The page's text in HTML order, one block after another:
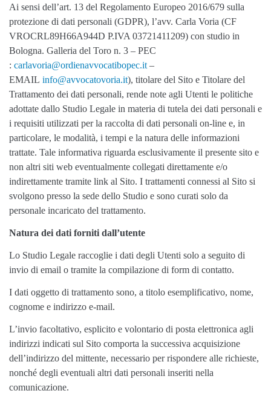
Ai sensi dell’art. 13 del Regolamento Europeo 2016/679 sulla
protezione di dati personali (GDPR), l’avv. Carla Voria (CF
VROCRL89H66A944D P.IVA 03721411209) con studio in
Bologna. Galleria del Toro n. 3 – PEC
: carlavoria@ordienavvocatibopec.it –
EMAIL info@avvocatovoria.it), titolare del Sito e Titolare del
Trattamento dei dati personali, rende note agli Utenti le politiche
adottate dallo Studio Legale in materia di tutela dei dati personali e
i requisiti utilizzati per la raccolta di dati personali on-line e, in
particolare, le modalità, i tempi e la natura delle informazioni
trattate. Tale informativa riguarda esclusivamente il presente sito e
non altri siti web eventualmente collegati direttamente e/o
indirettamente tramite link al Sito. I trattamenti connessi al Sito si
svolgono presso la sede dello Studio e sono curati solo da
personale incaricato del trattamento.
Natura dei dati forniti dall’utente
Lo Studio Legale raccoglie i dati degli Utenti solo a seguito di
invio di email o tramite la compilazione di form di contatto.
I dati oggetto di trattamento sono, a titolo esemplificativo, nome,
cognome e indirizzo e-mail.
L’invio facoltativo, esplicito e volontario di posta elettronica agli
indirizzi indicati sul Sito comporta la successiva acquisizione
dell’indirizzo del mittente, necessario per rispondere alle richieste,
nonché degli eventuali altri dati personali inseriti nella
comunicazione.